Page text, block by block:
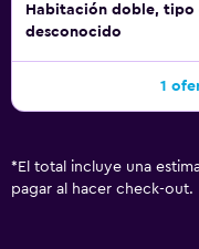
Habitación doble, tipo
desconocido
1
* El total incluye una
pagar al hacer check-out.